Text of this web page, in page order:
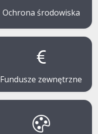
Ochrona środowiska
Fundusze zewnętrzne